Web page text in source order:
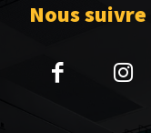
Nous suivre